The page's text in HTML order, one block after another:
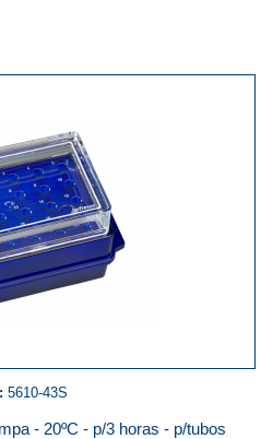
5610-43S
- 20ºC - p/3 horas - p/tubos